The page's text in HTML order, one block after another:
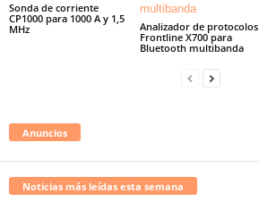
Sonda de corriente
CP1000 para 1000 A y 1,5
MHz
Analizador de protocolos
Frontline X700 para
Bluetooth multibanda
Anuncios
Noticias más leídas esta semana